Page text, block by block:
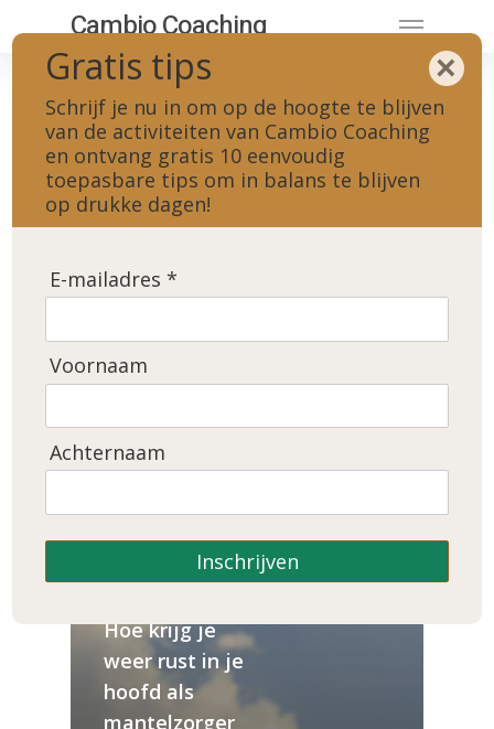
Cambio Coaching
All Posts By
cambioco
Hoe krijg je
weer rust in je
hoofd als
mantelzorger
×
Gratis tips
Schrijf je nu in om op de hoogte te blijven
van de activiteiten van Cambio Coaching
en ontvang gratis 10 eenvoudig
toepasbare tips om in balans te blijven
op drukke dagen!
E-mailadres *
Voornaam
Achternaam
Inschrijven